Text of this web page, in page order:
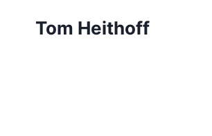
Tom Heithoff